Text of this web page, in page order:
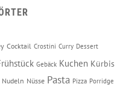
Cocktail Crostini Curry Dessert
Gebäck Kuchen Kürbis
Nudeln Nüsse Pasta Pizza Porridge